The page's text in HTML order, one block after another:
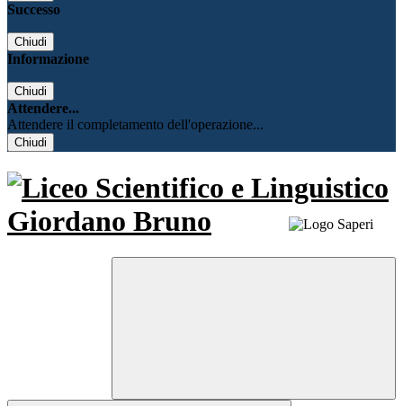
Successo
Chiudi
Informazione
Chiudi
Attendere...
Attendere il completamento dell'operazione...
Chiudi